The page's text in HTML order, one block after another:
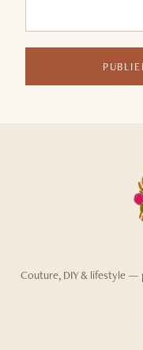
Couture, DIY & lifestyle —